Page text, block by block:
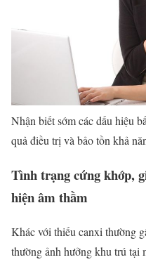
Nhận biết sớm các dấu hiệu
quả điều trị và bảo tồn khả
Tình trạng cứng khớp,
hiện âm thầm
Khác với thiếu canxi thường
thường ảnh hưởng khu trú tại